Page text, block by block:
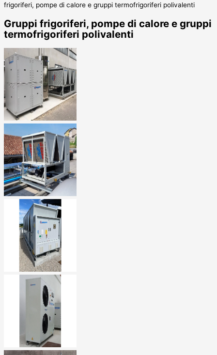
frigoriferi, pompe di calore e gruppi termofrigoriferi polivalenti
Gruppi frigoriferi, pompe di calore e gruppi
termofrigoriferi polivalenti